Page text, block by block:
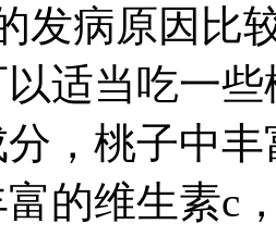
发病原因比
适当吃一
，桃子中
的维生素c